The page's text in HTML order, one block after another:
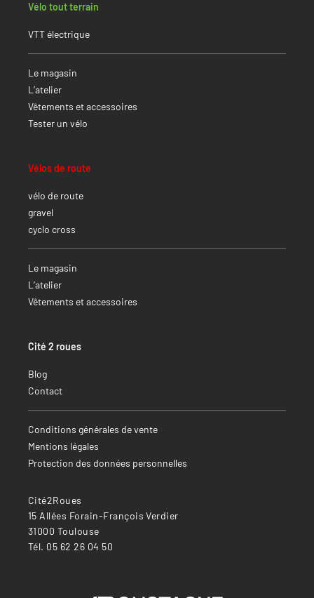
Vélo tout terrain
VTT électrique
Le magasin
L’atelier
Vêtements et accessoires
Tester un vélo
Vélos de route
vélo de route
gravel
cyclo cross
Le magasin
L’atelier
Vêtements et accessoires
Cité 2 roues
Blog
Contact
Conditions générales de vente
Mentions légales
Protection des données personnelles
Cité2Roues
15 Allées Forain-François Verdier
31000 Toulouse
Tél. 05 62 26 04 50